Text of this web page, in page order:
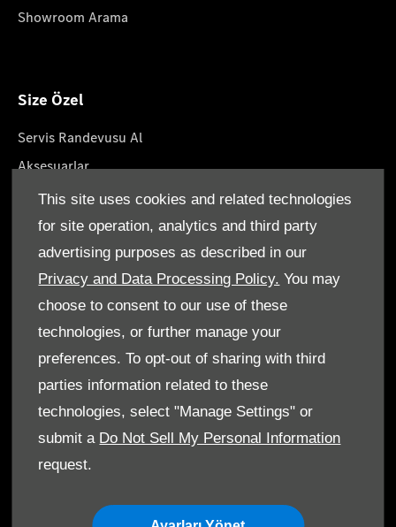
This site uses cookies and related technologies
for site operation, analytics and third party
advertising purposes as described in our
Privacy and Data Processing Policy. You may
choose to consent to our use of these
technologies, or further manage your
preferences. To opt-out of sharing with third
parties information related to these
technologies, select "Manage Settings" or
submit a Do Not Sell My Personal Information
request.
Showroom Arama
Size Özel
Servis Randevusu Al
Aksesuarlar
Yaşam Tarzın Koleksiyonları
Yol Yardımı
Servis Paketleri
Orjinal Parçalar
Çerez politikası